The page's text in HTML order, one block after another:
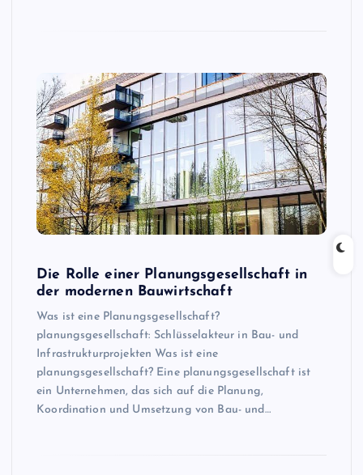
Die Rolle einer Planungsgesellschaft in
der modernen Bauwirtschaft
Was ist eine Planungsgesellschaft?
planungsgesellschaft: Schlüsselakteur in Bau- und
Infrastrukturprojekten Was ist eine
planungsgesellschaft? Eine planungsgesellschaft ist
ein Unternehmen, das sich auf die Planung,
Koordination und Umsetzung von Bau- und…